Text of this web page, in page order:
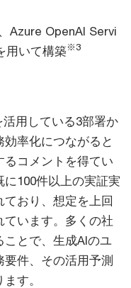
Azure OpenAI Servi
用いて構築※3
用している3部署か
率化につながると
コメントを得てい
100件以上の実証実
おり、想定を上回
ています。多くの社
ことで、生成AIのユ
件、その活用予測
す。